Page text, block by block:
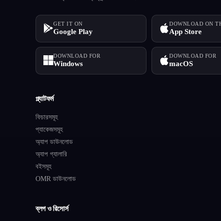
GET IT ON
Google Play
DOWNLOAD ON
App Store
DOWNLOAD FOR
Windows
DOWNLOAD FOR
macOS
প্ল্যাটফর্ম
ফিচারসমূহ
প্যাকেজসমূহ
অ্যাপ ডাউনলোড
অ্যাপ গ্যালারি
বইসমূহ
OMR ডাউনলোড
ব্লগ ও রিসোর্স